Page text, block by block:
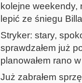
kolejne weekendy,
lepić ze śniegu
Stryker: stary,
sprawdzałem już
planowałem rano
Już zabrałem